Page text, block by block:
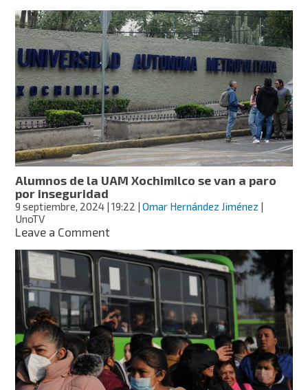
estudiante!
UAM
anuncia
pase
reglamentado
a
estos
alumnos
del
Colegio
de
Bachilleres
Alumnos de la UAM Xochimilco se van a paro
por inseguridad
9 septiembre, 2024 | 19:22 |Omar Hernández Jiménez |
UnoTV
Leave a Commenton
de
la
UAM
Xochimilco
se
van
a
paro
por
inseguridad